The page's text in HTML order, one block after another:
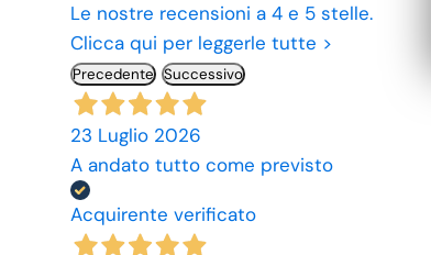
Le nostre recensioni a 4 e 5 stelle.
Clicca qui per leggerle tutte >
Precedente Successivo
23 Luglio 2026
A andato tutto come previsto
Acquirente verificato